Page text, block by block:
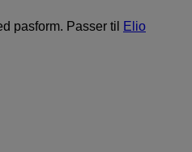
pasform. Passer til
Elio